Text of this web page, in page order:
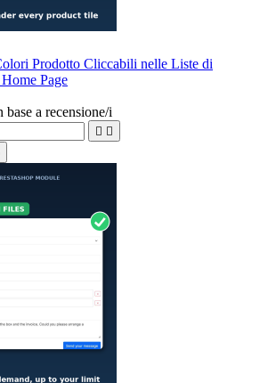
Prodotto Cliccabili nelle Liste di
Page
base a recensione/i
 